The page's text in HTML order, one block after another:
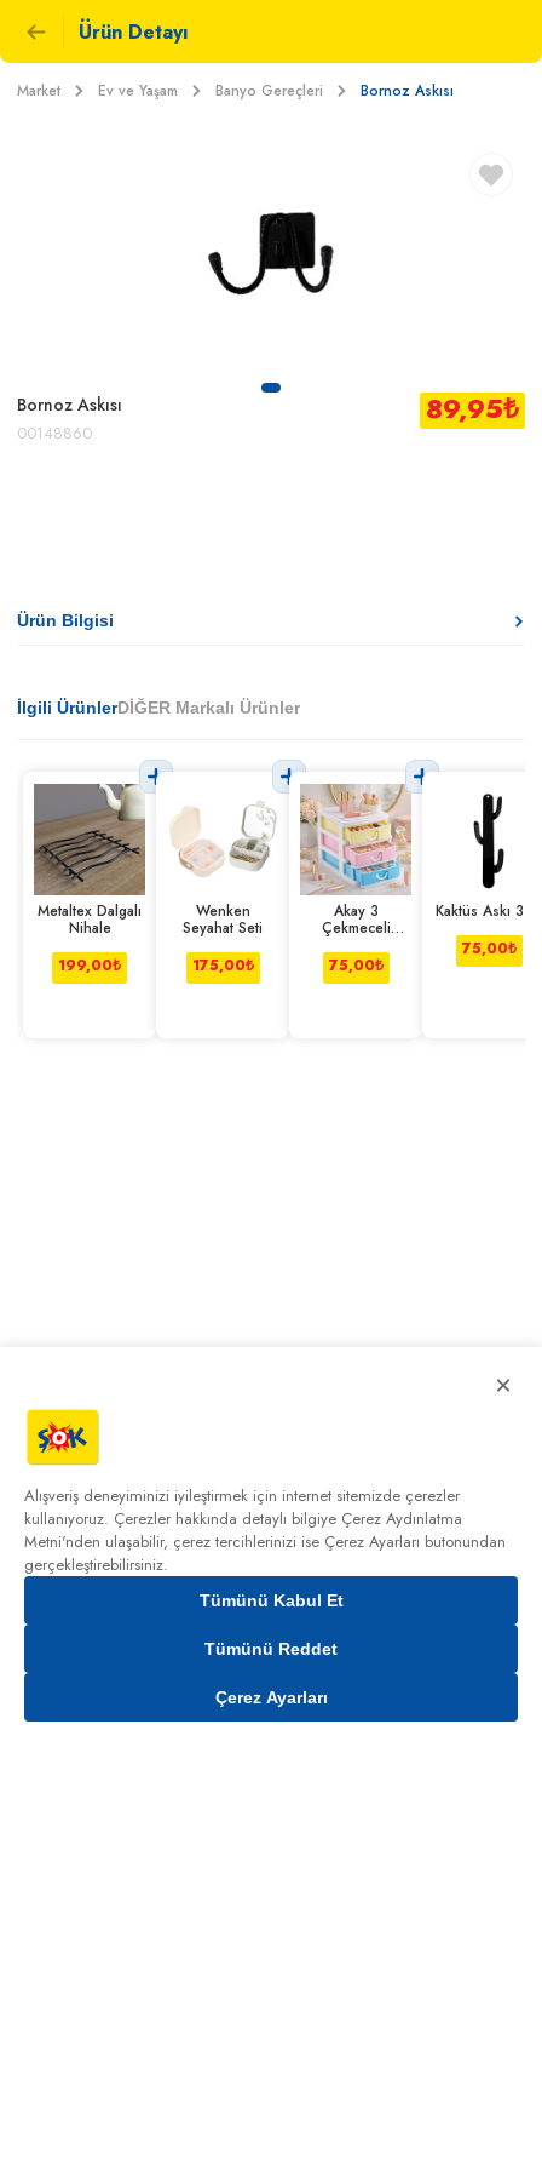
Ürün Detayı
Market Ev ve Yaşam Banyo Gereçleri Bornoz Askısı
Bornoz Askısı
00148860
89,95₺
Gelince Haber Ver
Ürün Bilgisi
İlgili ÜrünlerDİĞER Markalı Ürünler
Metaltex Dalgalı
Nihale
199,00₺
Wenken
Seyahat Seti
175,00₺
Akay 3
Çekmeceli
75,00₺
Kaktüs Askı 3 Lü
75,00₺
×
Alışveriş deneyiminizi iyileştirmek için internet sitemizde çerezler
kullanıyoruz. Çerezler hakkında detaylı bilgiye Çerez Aydınlatma
Metni'nden ulaşabilir, çerez tercihlerinizi ise Çerez Ayarları butonundan
gerçekleştirebilirsiniz.
Tümünü Kabul Et
Tümünü Reddet
Çerez Ayarları